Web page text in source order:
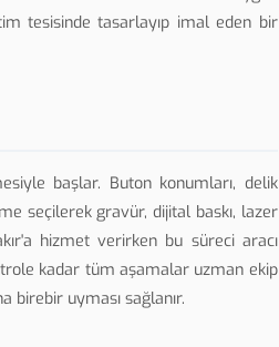
tesisinde tasarlayıp imal eden bir
başlar. Buton konumları, delik
seçilerek gravür, dijital baskı, lazer
hizmet verirken bu süreci aracı
kadar tüm aşamalar uzman ekip
birebir uyması sağlanır.